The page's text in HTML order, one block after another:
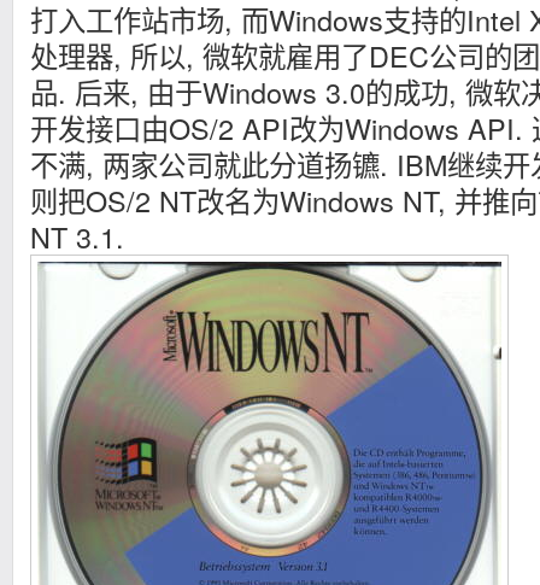
打入工作站市场, 而Windows支持的Intel
处理器, 所以, 微软就雇用了DEC公司的
品. 后来, 由于Windows 3.0的成功, 微软
开发接口由OS/2 API改为Windows API.
不满, 两家公司就此分道扬镳. IBM继续
则把OS/2 NT改名为Windows NT, 并推
NT 3.1.